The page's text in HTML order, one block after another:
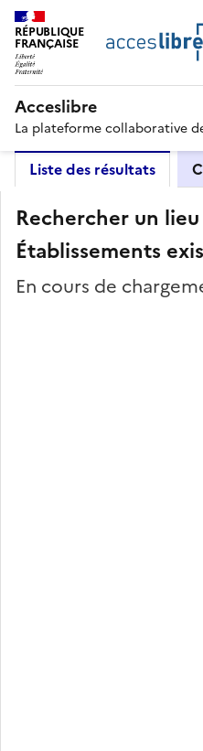
RÉPUBLIQUE
FRANÇAISE
Acceslibre
La plateforme collaborative
Liste des résultats
Rechercher un lieu
Établissements
En cours de